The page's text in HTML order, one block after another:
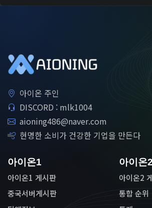
아이온 주인
DISCORD : mlk1004
aioning486@naver.com
현명한 소비가 건강한 기업을 만든다
아이온1
아이온1 게시판
중국서버게시판
아이온2
아이온2
통합 순위